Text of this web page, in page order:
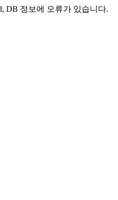
DB 정보에 오류가 있습니다.